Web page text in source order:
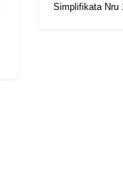
Simplifikata Nru